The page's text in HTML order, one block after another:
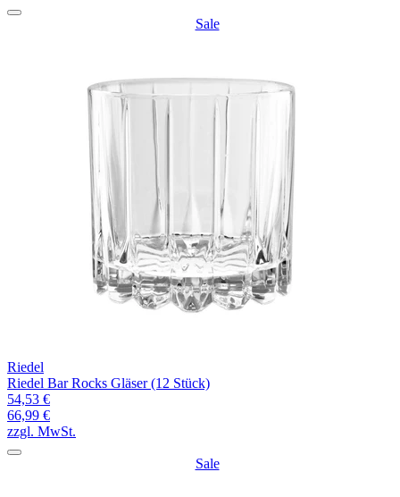
Sale
Riedel
Riedel Bar Rocks Gläser (12 Stück)
54,53 €
66,99 €
zzgl. MwSt.
Sale